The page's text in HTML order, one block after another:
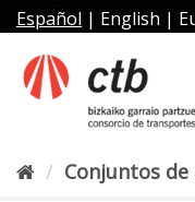
al
contenido
Español | English |
Conjuntos